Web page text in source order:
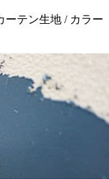
ーテン生地 / カラー